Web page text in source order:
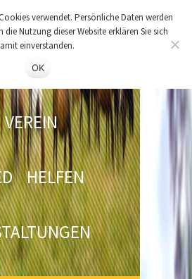
VEREIN
HELFEN
verwendet. Persönliche Daten werden
Nutzung dieser Website erklären Sie sich
einverstanden.
OK